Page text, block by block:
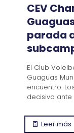
CEV
parada
El Club
Guaguas
encuentro.
decisivo ante
Leer más